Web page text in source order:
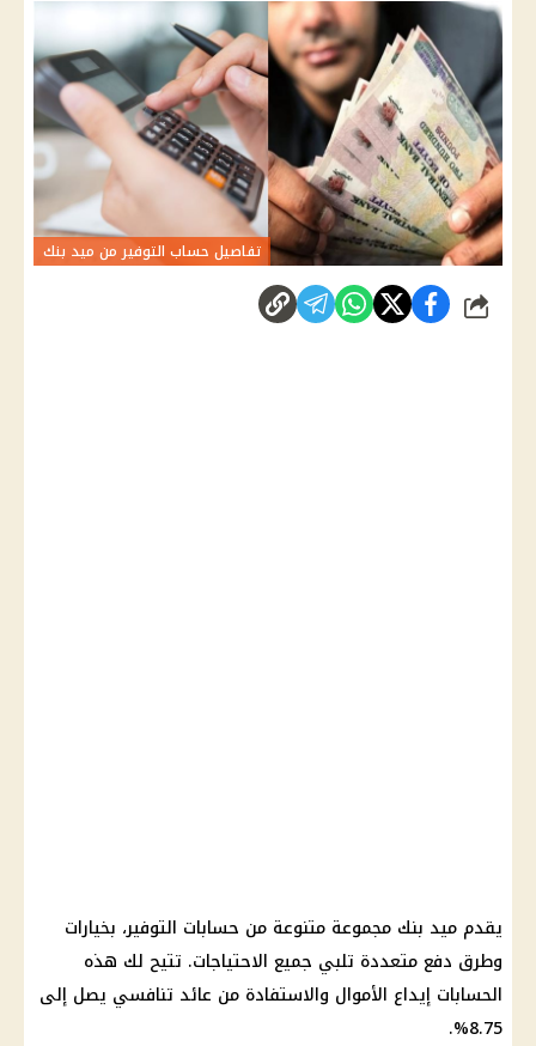
تفاصيل حساب التوفير من ميد بنك
شارك
يقدم ميد بنك مجموعة متنوعة من حسابات التوفير، بخيارات
وطرق دفع متعددة تلبي جميع الاحتياجات. تتيح لك هذه
الحسابات إيداع الأموال والاستفادة من عائد تنافسي يصل إلى
8.75%.